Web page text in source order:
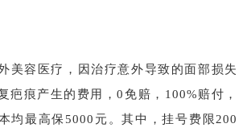
美容医疗，因治疗意外导致的面部损失
疤痕产生的费用，0免赔，100%赔付，
均最高保5000元。其中，挂号费限200